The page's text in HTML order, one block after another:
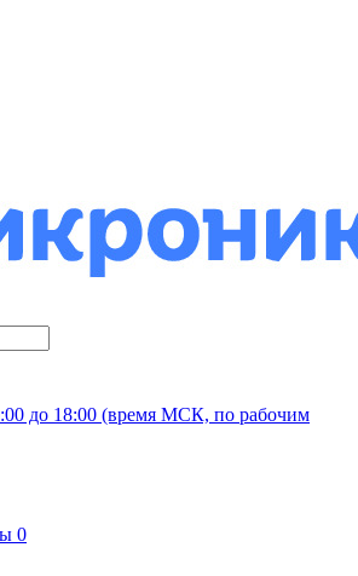
до 18:00 (время МСК, по рабочим
0